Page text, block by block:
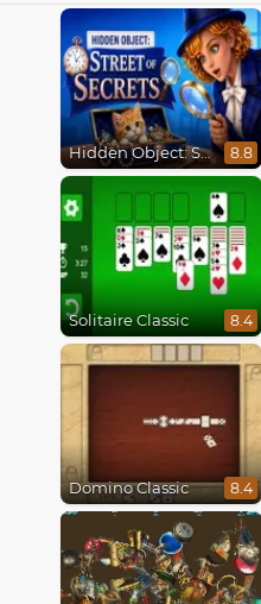
Hidden Object: Street Of Secrets 8.8
Solitaire Classic 8.4
Domino Classic 8.4